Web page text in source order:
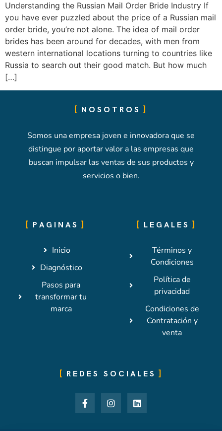
Understanding the Russian Mail Order Bride Industry If
you have ever puzzled about the price of a Russian mail
order bride, you’re not alone. The idea of mail order
brides has been around for decades, with men from
western international locations turning to countries like
Russia to search out their good match. But how much
[…]
NOSOTROS
Somos una empresa joven e innovadora que se
distingue por aportar valor a las empresas que
buscan impulsar las ventas de sus productos y
servicios o bien.
PAGINAS
Inicio
Diagnóstico
Pasos para
transformar tu
marca
LEGALES
Términos y
Condiciones
Política de
privacidad
Condiciones de
Contratación y
venta
REDES SOCIALES